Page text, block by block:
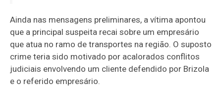
Ainda nas mensagens preliminares, a vítima apontou
que a principal suspeita recai sobre um empresário
que atua no ramo de transportes na região. O suposto
crime teria sido motivado por acalorados conflitos
judiciais envolvendo um cliente defendido por Brizola
e o referido empresário.